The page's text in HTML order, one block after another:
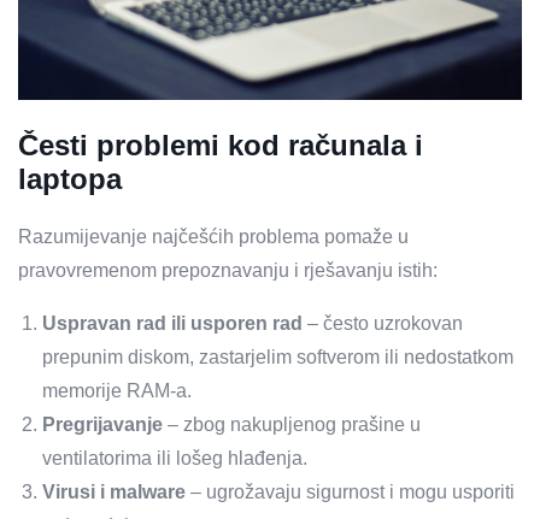
Česti problemi kod računala i
laptopa
Razumijevanje najčešćih problema pomaže u
pravovremenom prepoznavanju i rješavanju istih:
Uspravan rad ili usporen rad – često uzrokovan
prepunim diskom, zastarjelim softverom ili nedostatkom
memorije RAM-a.
Pregrijavanje – zbog nakupljenog prašine u
ventilatorima ili lošeg hlađenja.
Virusi i malware – ugrožavaju sigurnost i mogu usporiti